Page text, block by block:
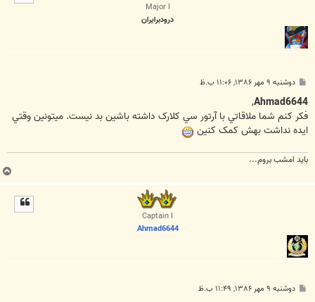
Major I
درودبرايران
پ
ت
دوشنبه ۹ مهر ۱۳۸۶, ۱۱:۰۶ ب.ظ
Ahmad6644
,
فکر کنم شما ملاقاتي با آرتور سي کلارک داشته باشين بد نيست. ميتونين وقتي
ايده نداشت بهش کمک کنين
بايد امشب بروم...
ب
ا
Captain I
Ahmad6644
پ دوشنبه ۹ مهر ۱۳۸۶, ۱۱:۴۹ ب.ظ